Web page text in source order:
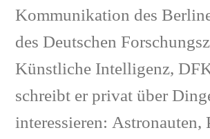
Kommunikation des
des Deutschen
Künstliche Intelligenz,
schreibt er privat über
interessieren: Astronauten,